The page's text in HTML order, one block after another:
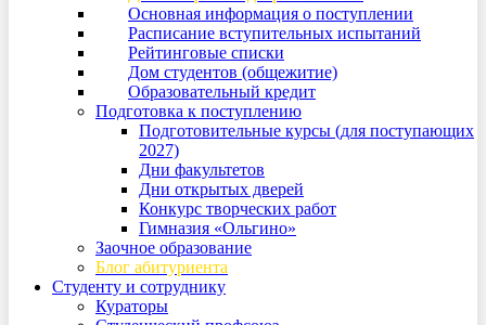
Основная информация о поступлении
Расписание вступительных испытаний
Рейтинговые списки
Дом студентов (общежитие)
Образовательный кредит
Подготовка к поступлению
Подготовительные курсы (для поступающих
2027)
Дни факультетов
Дни открытых дверей
Конкурс творческих работ
Гимназия «Ольгино»
Заочное образование
Блог абитуриента
Студенту и сотруднику
Кураторы